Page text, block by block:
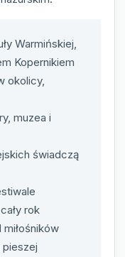
Warmińskiej,
Kopernikiem
okolicy,
muzea i
świadczą
rok